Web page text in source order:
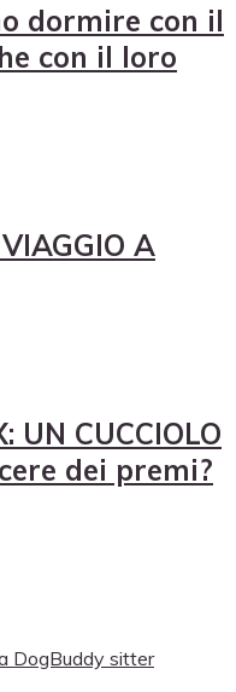
dormire con il
con il loro
A
CUCCIOLO
dei premi?